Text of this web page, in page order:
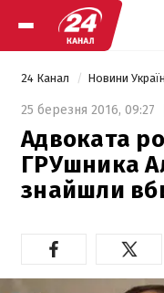
24 Канал Новини
25 березня 2016, 09:27
Адвоката
ГРУшника
знайшли